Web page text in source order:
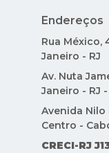
Endereços
Rua México,
Janeiro - RJ
Av. Nuta
Janeiro - RJ
Avenida Nilo
Centro -
CRECI-RJ